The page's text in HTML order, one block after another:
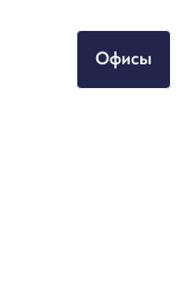
Офисы